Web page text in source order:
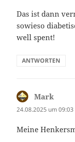
Das ist dann
sowieso
well spent!
ANTWORTEN
Mark
24.08.2025 um
Meine